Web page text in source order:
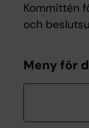
Kommittén
och
Meny för